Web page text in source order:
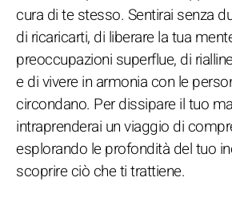
cura di te stesso. Sentirai senza
di ricaricarti, di liberare la tua
preoccupazioni superflue, di
e di vivere in armonia con le
circondano. Per dissipare il tuo
intraprenderai un viaggio di
esplorando le profondità del tuo
scoprire ciò che ti trattiene.